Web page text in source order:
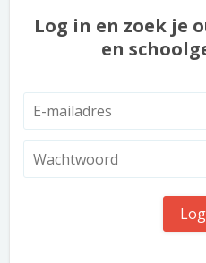
Log in en zoek je
en